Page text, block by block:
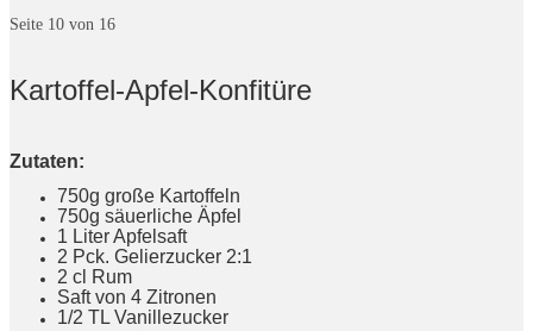
Seite 10 von 16
Kartoffel-Apfel-Konfitüre
Zutaten:
750g große Kartoffeln
750g säuerliche Äpfel
1 Liter Apfelsaft
2 Pck. Gelierzucker 2:1
2 cl Rum
Saft von 4 Zitronen
1/2 TL Vanillezucker